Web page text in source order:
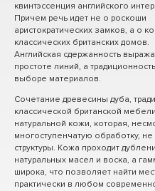
квинтэссенция английского
Причем речь идет не о роскоши
аристократических замков, а о
классических британских домов.
Английская сдержанность
простоте линий, а
выборе материалов.
Сочетание древесины дуба,
классической британской
натуральной кожи, которая,
многоступенчатую обработку,
структуры. Кожа проходит
натуральных масел и воска, а
широка, что позволяет найти
практически в любом